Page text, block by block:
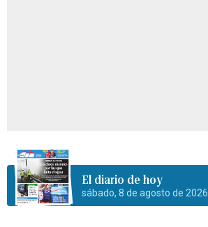
El diario de hoy
sábado, 8 de agosto de 2026